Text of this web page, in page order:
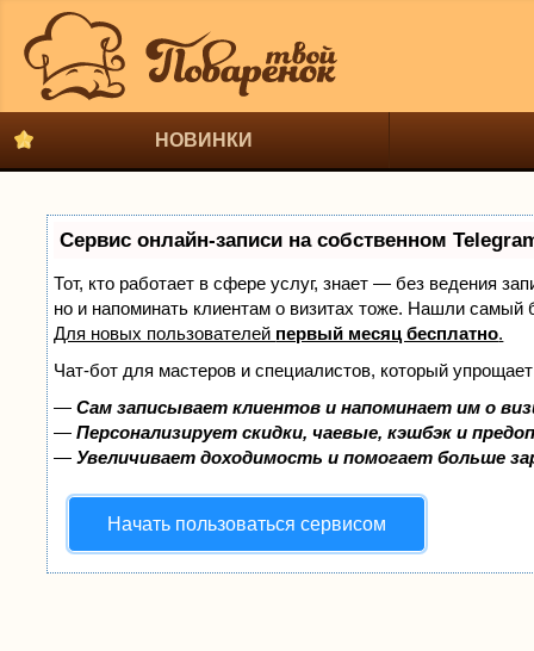
НОВИНКИ
Сервис онлайн-записи на собственном
Тот, кто работает в сфере услуг, знает — без ведения
но и напоминать клиентам о визитах тоже. Нашли
Для новых пользователей первый месяц бесплатно.
Чат-бот для мастеров и специалистов, который
—Сам записывает клиентов и напоминает им о
—Персонализирует скидки, чаевые, кэшбэк и
—Увеличивает доходимость и помогает больше
Начать пользоваться сервисом